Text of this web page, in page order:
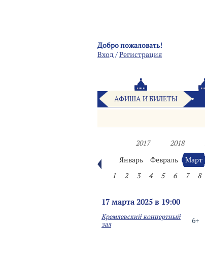
Добро пожаловать!
Вход/Pегистрация
АФИША И БИЛЕТЫ
2017 2018
Январь
Февраль Март
1
2 3 4 5 6 7 8
17 марта 2025 в 19:00
6+
Кремлевский концертный
зал